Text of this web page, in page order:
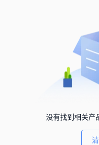
没有找到相关产